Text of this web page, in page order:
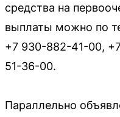
средства на
выплаты можно по
+7 930-882-41-00,
51-36-00.
Параллельно